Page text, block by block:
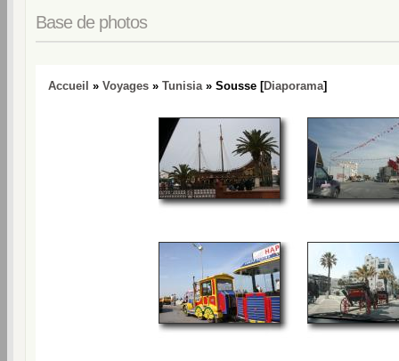
Base de photos
Accueil » Voyages » Tunisia» Sousse [Diaporama]